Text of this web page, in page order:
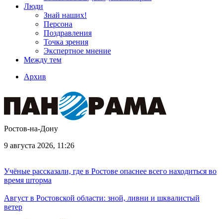
Люди
Знай наших!
Персона
Поздравления
Точка зрения
Экспертное мнение
Между тем
Архив
Ростов-на-Дону
9 августа 2026, 11:26
Учёные рассказали, где в Ростове опаснее всего находиться во
время шторма
Август в Ростовской области: зной, ливни и шквалистый
ветер